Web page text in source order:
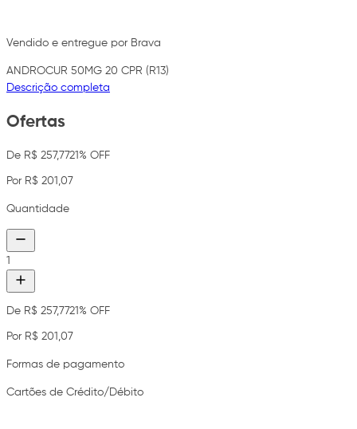
Vendido e entregue por Brava
ANDROCUR 50MG 20 CPR (R13)
Descrição completa
Ofertas
De R$ 257,7721% OFF
Por R$ 201,07
Quantidade
1
De R$ 257,7721% OFF
Por R$ 201,07
Formas de pagamento
Cartões de Crédito/Débito